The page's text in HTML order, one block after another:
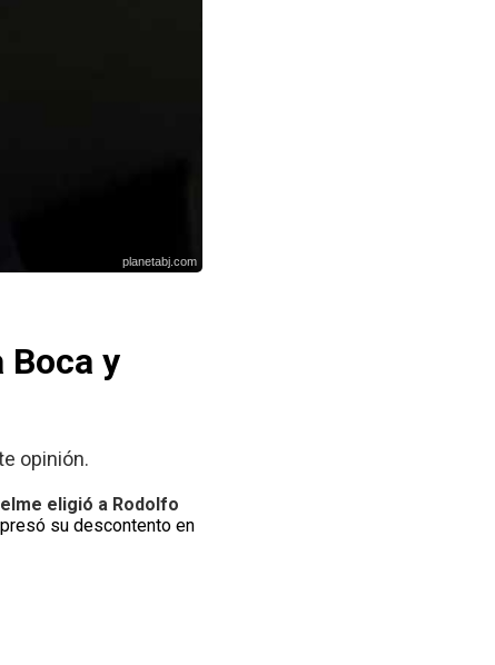
planetabj.com
Boca y
opinión.
eligió a Rodolfo
su descontento en